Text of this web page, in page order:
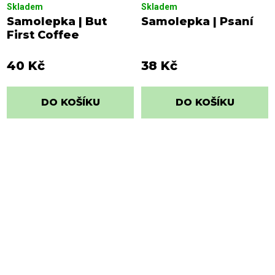
Samolepka | But
First Coffee
Skladem
40 Kč
DO KOŠÍKU
Samolepka | Psaní
Skladem
38 Kč
DO KOŠÍKU